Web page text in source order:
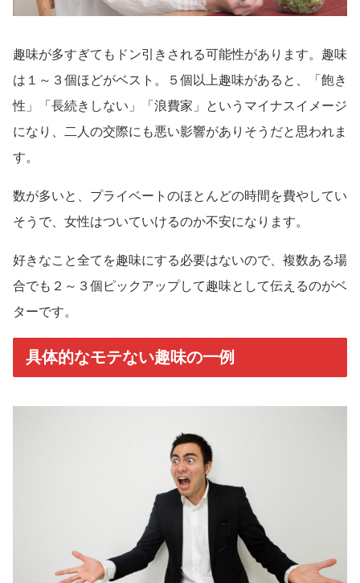
趣味が多すぎてもドン引きされる可能性があります。趣味
は１～３個ほどがベスト。５個以上趣味があると、「飽き
性」「長続きしない」「浪費家」というマイナスイメージ
になり、二人の交際にも悪い影響がありそうだと思われま
す。
数が多いと、プライベートのほとんどの時間を費やしてい
そうで、女性はついていけるのか不安になります。
好きなこと全てを趣味にする必要はないので、複数ある場
合でも２～３個ピックアップして趣味として伝えるのがベ
ターです。
具体的なモテない趣味の一例